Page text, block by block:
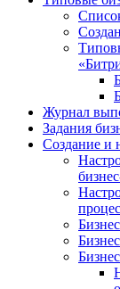
Журнал
Задания
Создание и